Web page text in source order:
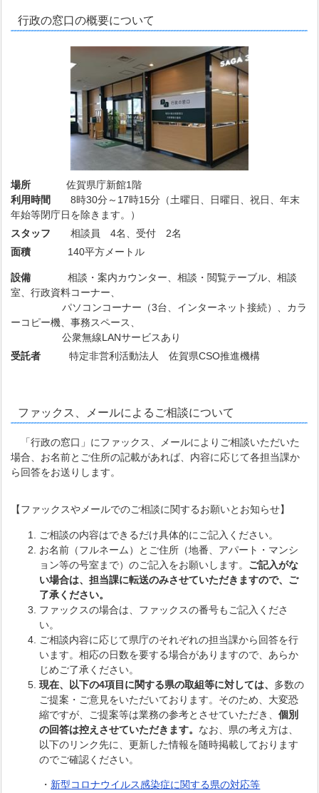
行政の窓口の概要について
場所 佐賀県庁新館1階
利用時間
8時30分～17時15分（土曜日、日曜日、祝日、年末
年始等閉庁日を除きます。）
スタッフ 相談員 4名、受付 2名
面積 140平方メートル
設備
相談・案内カウンター、相談・閲覧テーブル、相談
室、行政資料コーナー、
パソコンコーナー（3台、インターネット接続）、カラ
ーコピー機、事務スペース、
公衆無線LANサービスあり
受託者
特定非営利活動法人 佐賀県CSO推進機構
ファックス、メールによるご相談について
「行政の窓口」にファックス、メールによりご相談いただいた
場合、お名前とご住所の記載があれば、内容に応じて各担当課か
ら回答をお送りします。
【ファックスやメールでのご相談に関するお願いとお知らせ】
ご相談の内容はできるだけ具体的にご記入ください。
お名前（フルネーム）とご住所（地番、アパート・マンシ
ョン等の号室まで）のご記入をお願いします。 ご記入がな
い場合は、担当課に転送のみさせていただきますので、ご
了承ください。
ファックスの場合は、ファックスの番号もご記入くださ
い。
ご相談内容に応じて県庁のそれぞれの担当課から回答を行
います。相応の日数を要する場合がありますので、あらか
じめご了承ください。
現在、以下の4項目に関する県の取組等に対しては、 多数の
ご提案・ご意見をいただいております。そのため、大変恐
縮ですが、ご提案等は業務の参考とさせていただき、個別
の回答は控えさせていただきます。 なお、県の考え方は、
以下のリンク先に、更新した情報を随時掲載しております
のでご確認ください。
・ 新型コロナウイルス感染症に関する県の対応等